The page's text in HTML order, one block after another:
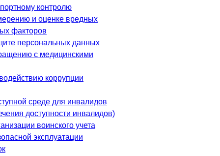
контролю
и оценке вредных
факторов
персональных данных
с медицинскими
коррупции
среде для инвалидов
доступности инвалидов)
воинского учета
эксплуатации